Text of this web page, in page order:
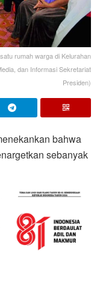
rumah warga di Kelurahan
dan Informasi Sekretariat
Presiden)
bahwa
sebanyak